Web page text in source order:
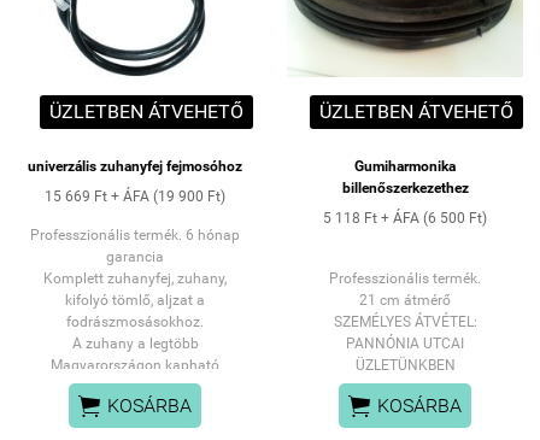
ÜZLETBEN ÁTVEHETŐ
univerzális zuhanyfej fejmosóhoz
15 669 Ft + ÁFA (19 900 Ft)
Professzionális termék. 6 hónap
garancia
Komplett zuhanyfej, zuhany,
kifolyó tömlő, aljzat a
fodrászmosásokhoz.
A zuhany a legtöbb
Magyarországon kapható
fodrászmosóhoz illik.
SZEMÉLYES ÁTVÉTEL: PANNÓNIA UTCAI
ÜZLETÜNKBEN
 KOSÁRBA
ÜZLETBEN ÁTVEHETŐ
Gumiharmonika
billenőszerkezethez
5 118 Ft + ÁFA (6 500 Ft)
Professzionális termék.
21 cm átmérő
SZEMÉLYES ÁTVÉTEL:
PANNÓNIA UTCAI
ÜZLETÜNKBEN
 KOSÁRBA